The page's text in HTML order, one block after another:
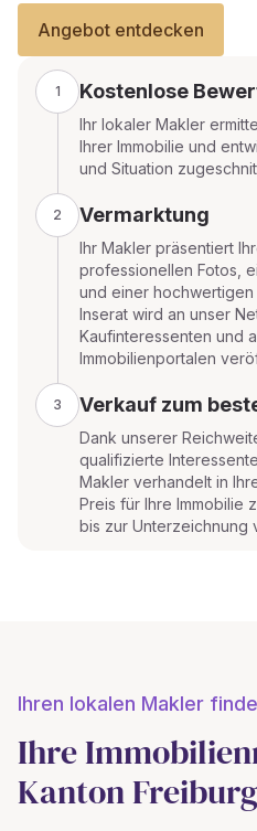
Angebot entdecken
1 Kostenlose
Ihr lokaler Makler
Ihrer Immobilie und
und Situation
2 Vermarktung
Ihr Makler präsentiert
professionellen Fotos,
und einer
Inserat wird an unser
Kaufinteressenten und
Immobilienportalen
3 Verkauf zum
Dank unserer
qualifizierte
Makler verhandelt in
Preis für Ihre Immobilie
bis zur Unterzeichnung
Ihren lokalen Makler
Ihre
Kanton Freiburg